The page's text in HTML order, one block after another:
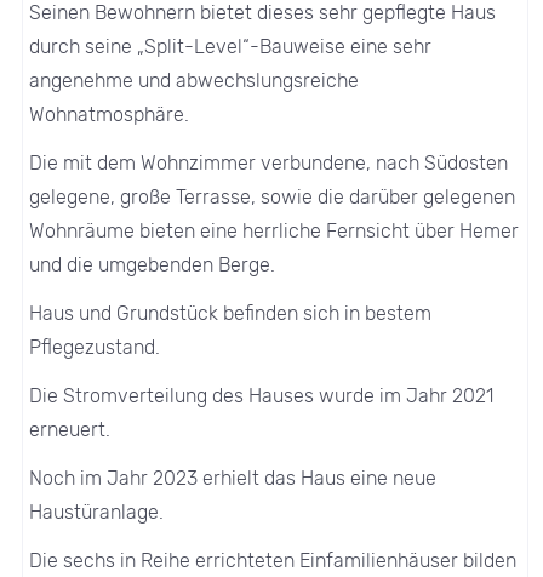
Seinen Bewohnern bietet dieses sehr gepflegte Haus
durch seine „Split-Level“-Bauweise eine sehr
angenehme und abwechslungsreiche
Wohnatmosphäre.
Die mit dem Wohnzimmer verbundene, nach Südosten
gelegene, große Terrasse, sowie die darüber gelegenen
Wohnräume bieten eine herrliche Fernsicht über Hemer
und die umgebenden Berge.
Haus und Grundstück befinden sich in bestem
Pflegezustand.
Die Stromverteilung des Hauses wurde im Jahr 2021
erneuert.
Noch im Jahr 2023 erhielt das Haus eine neue
Haustüranlage.
Die sechs in Reihe errichteten Einfamilienhäuser bilden